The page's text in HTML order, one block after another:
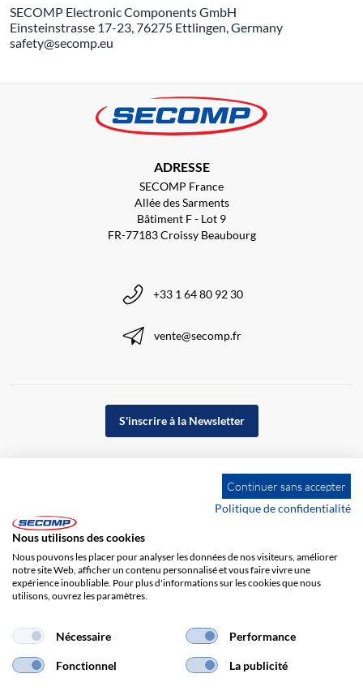
SECOMP Electronic Components GmbH
Einsteinstrasse 17-23, 76275 Ettlingen, Germany
safety@secomp.eu
ADRESSE
SECOMP France
Allée des Sarments
Bâtiment F - Lot 9
FR-77183 Croissy Beaubourg
+33 1 64 80 92 30
vente@secomp.fr
S'inscrire à la Newsletter
Impression Responsabilité
Continuer sans accepter
Politique de confidentialité
Nous utilisons des cookies
Nous pouvons les placer pour analyser les données de nos visiteurs, améliorer
notre site Web, afficher un contenu personnalisé et vous faire vivre une
expérience inoubliable. Pour plus d'informations sur les cookies que nous
utilisons, ouvrez les paramètres.
Nécessaire Performance
Fonctionnel La publicité